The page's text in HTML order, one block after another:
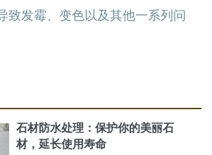
致发霉、变色以及其他一系列问
石材防水处理：保护你的美丽石
材，延长使用寿命